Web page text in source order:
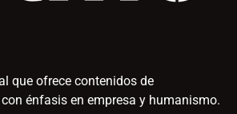
que ofrece contenidos de
énfasis en empresa y humanismo.